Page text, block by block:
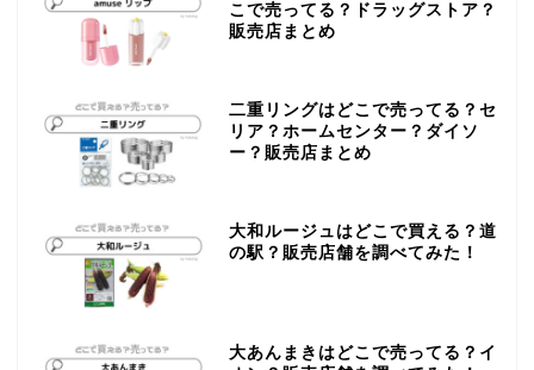
こで売ってる？ドラッグストア？
販売店まとめ
二重リングはどこで売ってる？セ
リア？ホームセンター？ダイソ
ー？販売店まとめ
大和ルージュはどこで買える？道
の駅？販売店舗を調べてみた！
大あんまきはどこで売ってる？イ